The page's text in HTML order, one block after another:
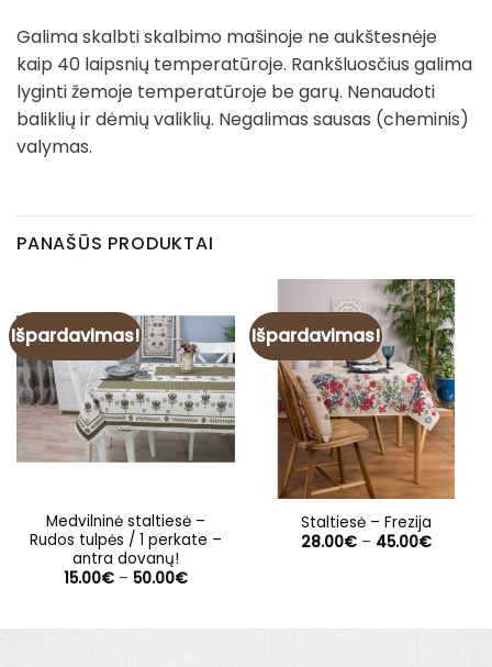
Galima skalbti skalbimo mašinoje ne aukštesnėje
kaip 40 laipsnių temperatūroje. Rankšluosčius galima
lyginti žemoje temperatūroje be garų. Nenaudoti
baliklių ir dėmių valiklių. Negalimas sausas (cheminis)
valymas.
PANAŠŪS PRODUKTAI
Išpardavimas!
Medvilninė staltiesė –
Rudos tulpės / 1 perkate –
antra dovanų!
15.00€ – 50.00€Price
Išpardavimas!
Staltiesė – Frezija
28.00€ – 45.00€Price